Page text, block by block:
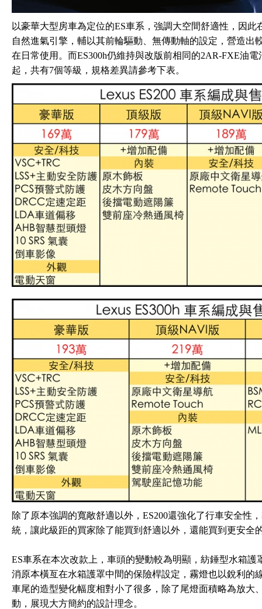
以豪華大型房車為定位的ES車系，強調大空間舒適性，因此
自然進氣引擎，輔以其前輪驅動、無傳動軸的設定，營造出
在日常使用。而ES300h仍維持與改版前相同的2AR-FXE油
起，共有7個等級，規格差異請參考下表。
除了原本強調的寬敞舒適以外，ES200還強化了行車安全性
統，讓此級距的買家除了能買到舒適以外，還能買到更安全
ES車系在本次改款上，車頭的變動較為明顯，紡錘型水箱
消原本橫亙在水箱護罩中間的保險桿設定，霧燈也以銳利的
車尾的造型變化幅度相對小了很多，除了尾燈面積略為放大
動，展現大方簡約的設計理念。